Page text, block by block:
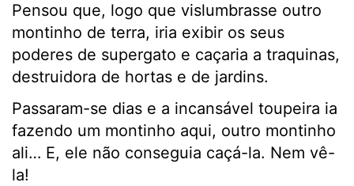
Pensou que, logo que vislumbrasse outro
montinho de terra, iria exibir os seus
poderes de supergato e caçaria a traquinas,
destruidora de hortas e de jardins.
Passaram-se dias e a incansável toupeira ia
fazendo um montinho aqui, outro montinho
ali… E, ele não conseguia caçá-la. Nem vê-
la!